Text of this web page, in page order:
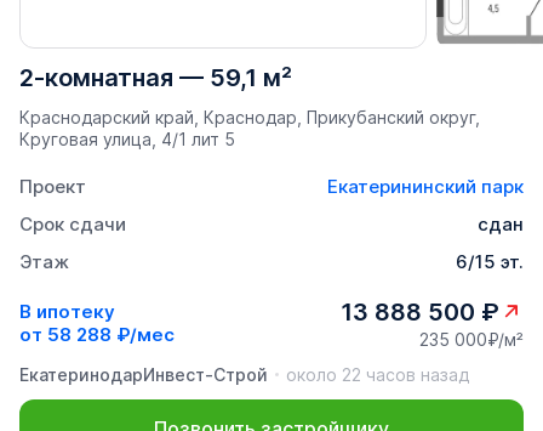
2-комнатная — 59,1 м²
Краснодарский край, Краснодар, Прикубанский округ,
Круговая улица, 4/1 лит 5
Проект
Екатерининский парк
Срок сдачи
сдан
Этаж
6/15 эт.
В ипотеку
от 58 288 ₽/мес
13 888 500 ₽
235 000₽/м²
ЕкатеринодарИнвест-Строй
около 22 часов назад